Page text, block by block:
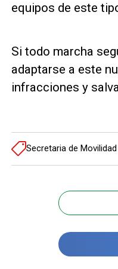
equipos de este
Si todo marcha
adaptarse a este
infracciones y
Secretaria de Movilidad